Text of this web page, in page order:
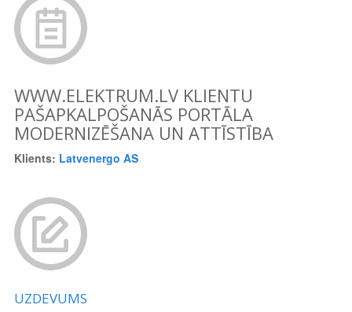
WWW.ELEKTRUM.LV KLIENTU
PAŠAPKALPOŠANĀS PORTĀLA
MODERNIZĒŠANA UN ATTĪSTĪBA
Klients: Latvenergo AS
UZDEVUMS